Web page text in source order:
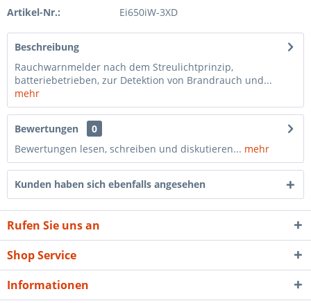
Artikel-Nr.: Ei650iW-3XD
Beschreibung
Rauchwarnmelder nach dem Streulichtprinzip,
batteriebetrieben, zur Detektion von Brandrauch und...
mehr
Bewertungen
0
Bewertungen lesen, schreiben und diskutieren... mehr
Kunden haben sich ebenfalls angesehen
Rufen Sie uns an
Shop Service
Informationen